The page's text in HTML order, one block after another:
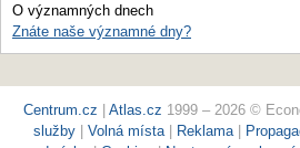
O významných dnech
Znáte naše významné dny?
Centrum.cz Atlas.cz 1999 – 2026 ©
služby
Volná místa| Reklama